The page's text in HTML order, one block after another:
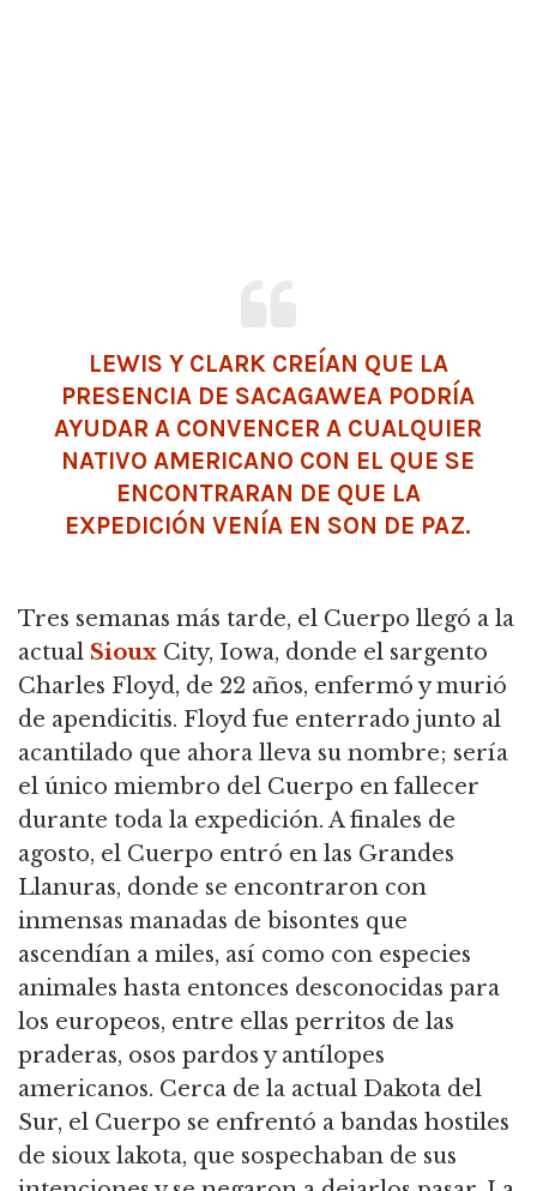
LEWIS Y CLARK CREÍAN QUE LA
PRESENCIA DE SACAGAWEA PODRÍA
AYUDAR A CONVENCER A CUALQUIER
NATIVO AMERICANO CON EL QUE SE
ENCONTRARAN DE QUE LA
EXPEDICIÓN VENÍA EN SON DE PAZ.
Tres semanas más tarde, el Cuerpo llegó a la
actual Sioux City, Iowa, donde el sargento
Charles Floyd, de 22 años, enfermó y murió
de apendicitis. Floyd fue enterrado junto al
acantilado que ahora lleva su nombre; sería
el único miembro del Cuerpo en fallecer
durante toda la expedición. A finales de
agosto, el Cuerpo entró en las Grandes
Llanuras, donde se encontraron con
inmensas manadas de bisontes que
ascendían a miles, así como con especies
animales hasta entonces desconocidas para
los europeos, entre ellas perritos de las
praderas, osos pardos y antílopes
americanos. Cerca de la actual Dakota del
Sur, el Cuerpo se enfrentó a bandas hostiles
de sioux lakota, que sospechaban de sus